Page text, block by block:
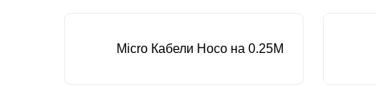
Micro Кабели Hoco на 0.25М